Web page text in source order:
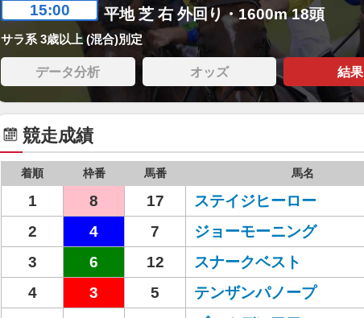
15:00 平地 芝 右 外回り・1600m 18頭
サラ系 3歳以上 (混合)別定
データ分析 オッズ 結果
競走成績
着順 枠番 馬番 馬名
1 8 17 ステイジヒーロー
2
4 7 ジョーモーニング
3
6 12 スナークベスト
4
3 5 テンザンパノープ